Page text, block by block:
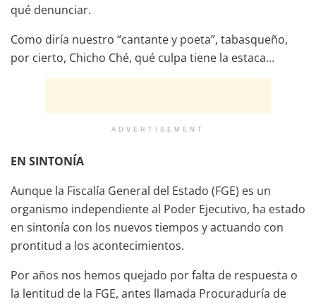
qué denunciar.
Como diría nuestro “cantante y poeta”, tabasqueño,
por cierto, Chicho Ché, qué culpa tiene la estaca…
ADVERTISEMENT
EN SINTONÍA
Aunque la Fiscalía General del Estado (FGE) es un
organismo independiente al Poder Ejecutivo, ha estado
en sintonía con los nuevos tiempos y actuando con
prontitud a los acontecimientos.
Por años nos hemos quejado por falta de respuesta o
la lentitud de la FGE, antes llamada Procuraduría de